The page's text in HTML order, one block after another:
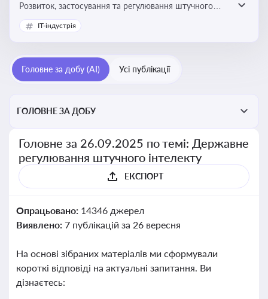
Розвиток, застосування та регулювання штучного
інтелекту в різних сферах — від управління бізнесом
до державного сектора
IT-індустрія
Головне за добу (AI) Усі публікації
ГОЛОВНЕ ЗА ДОБУ
Головне за 26.09.2025 по темі: Державне
регулювання штучного інтелекту
ЕКСПОРТ
Опрацьовано: 14346 джерел
Виявлено: 7 публікацій за 26 вересня
На основі зібраних матеріалів ми сформували
короткі відповіді на актуальні запитання. Ви
дізнаєтесь: